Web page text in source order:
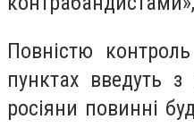
Повністю
пунктах введуть
росіяни повинні